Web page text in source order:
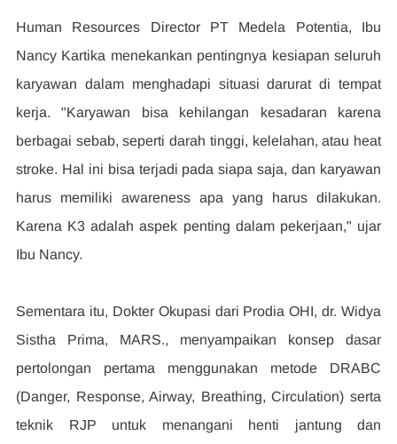
Human Resources Director PT Medela Potentia, Ibu
Nancy Kartika menekankan pentingnya kesiapan seluruh
karyawan dalam menghadapi situasi darurat di tempat
kerja. "Karyawan bisa kehilangan kesadaran karena
berbagai sebab, seperti darah tinggi, kelelahan, atau heat
stroke. Hal ini bisa terjadi pada siapa saja, dan karyawan
harus memiliki awareness apa yang harus dilakukan.
Karena K3 adalah aspek penting dalam pekerjaan," ujar
Ibu Nancy.
Sementara itu, Dokter Okupasi dari Prodia OHI, dr. Widya
Sistha Prima, MARS., menyampaikan konsep dasar
pertolongan pertama menggunakan metode DRABC
(Danger, Response, Airway, Breathing, Circulation) serta
teknik RJP untuk menangani henti jantung dan